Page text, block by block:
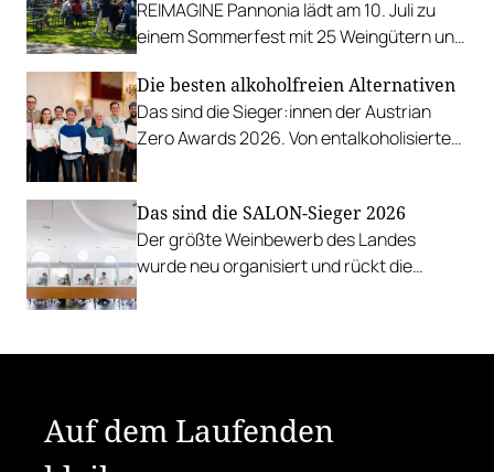
REIMAGINE Pannonia lädt am 10. Juli zu
einem Sommerfest mit 25 Weingütern und
Esterhazy.
Die besten alkoholfreien Alternativen
Das sind die Sieger:innen der Austrian
Zero Awards 2026. Von entalkoholisierten
Das sind die SALON-Sieger 2026
Der größte Weinbewerb des Landes
wurde neu organisiert und rückt die
Auf dem Laufenden